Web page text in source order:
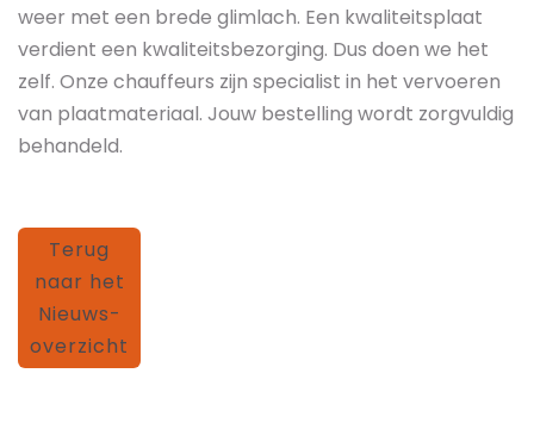
weer met een brede glimlach. Een kwaliteitsplaat
verdient een kwaliteitsbezorging. Dus doen we het
zelf. Onze chauffeurs zijn specialist in het vervoeren
van plaatmateriaal. Jouw bestelling wordt zorgvuldig
behandeld.
Terug
naar het
Nieuws-
overzicht